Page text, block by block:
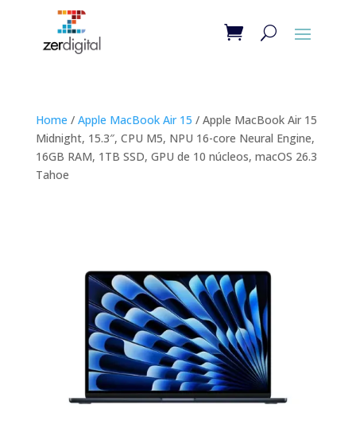
Home / Apple MacBook Air 15 / Apple MacBook Air 15
Midnight, 15.3″, CPU M5, NPU 16-core Neural Engine,
16GB RAM, 1TB SSD, GPU de 10 núcleos, macOS 26.3
Tahoe